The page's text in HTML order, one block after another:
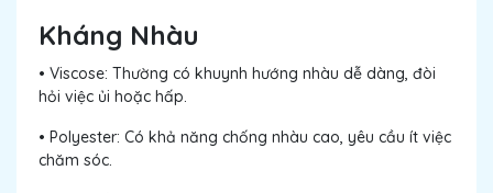
Kháng Nhàu
• Viscose: Thường có khuynh hướng nhàu dễ dàng, đòi
hỏi việc ủi hoặc hấp.
• Polyester: Có khả năng chống nhàu cao, yêu cầu ít việc
chăm sóc.